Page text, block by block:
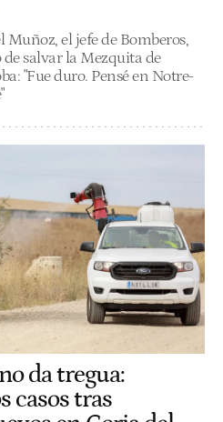
Muñoz, el jefe de Bomberos,
de salvar la Mezquita de
"Fue duro. Pensé en Notre-
da tregua:
casos tras